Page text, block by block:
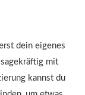
dein eigenes
mit
kannst du